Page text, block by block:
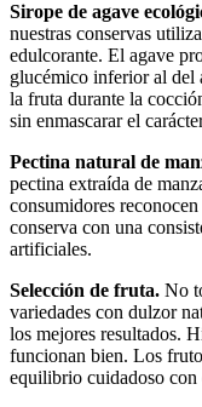
Sirope de agave
nuestras conservas
edulcorante. El agave
glucémico inferior al del
la fruta durante la
sin enmascarar el
Pectina natural de
pectina extraída de
consumidores
conserva con una
artificiales.
Selección de fruta. No
variedades con dulzor
los mejores resultados.
funcionan bien. Los
equilibrio cuidadoso con